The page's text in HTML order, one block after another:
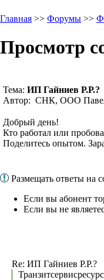
Главная >> Форумы >>
Просмотр
Тема: ИП Гайниев Р.Р.?
Автор: СНК, ООО
Добрый день!
Кто работал или
Поделитесь опытом.
Размещать ответы на
Если вы абонент
Если вы не
Re: ИП Гайниев Р.Р.?